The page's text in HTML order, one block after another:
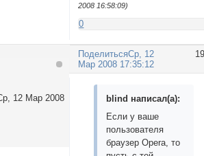
2008 16:58:09)
0
Поделиться 19
Ср, 12
Мар 2008 17:35:12
12 Мар 2008
blind написал(а):
Если у ваше
пользователя
браузер Opera, то